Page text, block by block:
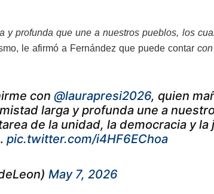
y profunda que une a nuestros pueblos, los
le afirmó a Fernández que puede contar
con @laurapresi2026, quien
larga y profunda une a
de la unidad, la democracia y la
pic.twitter.com/i4HF6EChoa
May 7, 2026